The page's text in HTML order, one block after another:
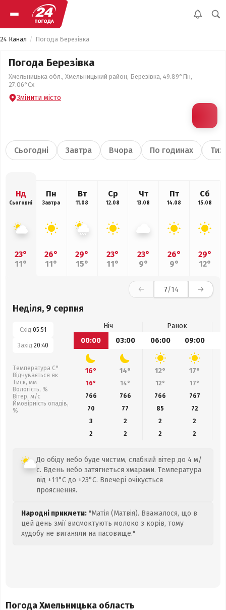
24 Канал Погода Березівка
Погода Березівка
Хмельницька обл., Хмельницький район, Березівка, 49.89°Пн,
27.06°Сх
Змінити місто
Сьогодні Завтра Вчора По годинах
Нд
Сьогодні
23°
11°
Пн
Завтра
26°
11°
Вт
11.08
29°
15°
Ср
12.08
23°
11°
Чт
13.08
23°
9°
Пт
14.08
26°
9°
Сб
15.08
29°
12°
7/14
Неділя, 9 серпня
Схід:05:51
Захід:20:40
Температура С°
Відчувається як
Тиск, мм
Вологість, %
Вітер, м/с
Ймовірність опадів,
%
Ніч
Ранок
00:00
03:00 06:00 09:00
16° 14° 12° 17°
16° 14° 12° 17°
766
766 766 767
70
77 85
72
3
2 2
2
2
2 2 2
До обіду небо буде чистим, слабкий вітер до 4 м/
с. Вдень небо затягнеться хмарами. Температура
від +11°C до +23°C. Ввечері очікується
прояснення.
Народні прикмети: "Матія (Матвія). Вважалося, що в
цей день змії висмоктують молоко з корів, тому
худобу не виганяли на пасовище."
Погода Хмельницька область